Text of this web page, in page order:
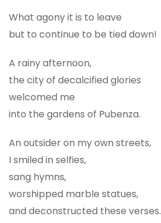
What agony it is to leave
but to continue to be tied down!
A rainy afternoon,
the city of decalcified glories
welcomed me
into the gardens of Pubenza.
An outsider on my own streets,
I smiled in selfies,
sang hymns,
worshipped marble statues,
and deconstructed these verses.